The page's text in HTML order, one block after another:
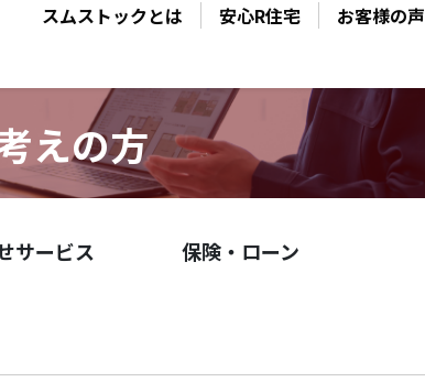
スムストックとは 安心R住宅 お客様の声
えの方
サービス 保険・ローン